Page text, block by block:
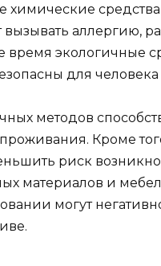
средства
вызывать аллергию,
экологичные
для
методов
Кроме
риск
материалов и
могут